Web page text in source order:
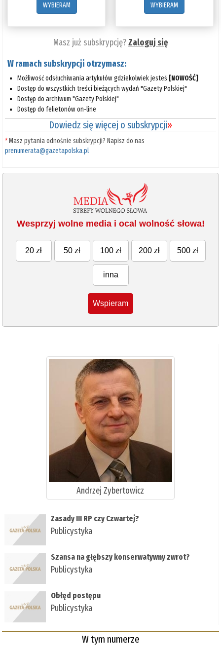
WYBIERAM
WYBIERAM
Masz już subskrypcję?Zaloguj się
W ramach subskrypcji otrzymasz:
Możliwość odsłuchiwania artykułów gdziekolwiek jesteś [NOWOŚĆ]
Dostęp do wszystkich treści bieżących wydań "Gazety Polskiej"
Dostęp do archiwum "Gazety Polskiej"
Dostęp do felietonów on-line
Dowiedz się więcej o subskrypcji»
*Masz pytania odnośnie subskrypcji? Napisz do nas
prenumerata@gazetapolska.pl
Wesprzyj wolne media i ocal wolność słowa!
20 zł 50 zł 100 zł 200 zł 500 zł
inna
Wspieram
Andrzej Zybertowicz
Zasady III RP czy Czwartej?
Publicystyka
Szansa na głębszy konserwatywny zwrot?
Publicystyka
Obłęd postępu
Publicystyka
W tym numerze